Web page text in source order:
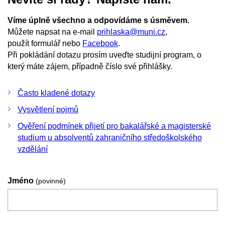
Víme úplně všechno a odpovídáme s úsměvem.
Můžete napsat na e-mail prihlaska@muni.cz,
použít formulář nebo Facebook.
Při pokládání dotazu prosím uveďte studijní program, o
který máte zájem, případně číslo své přihlášky.
Často kladené dotazy
Vysvětlení pojmů
Ověření podmínek přijetí pro bakalářské a magisterské
studium u absolventů zahraničního středoškolského
vzdělání
Jméno (povinné)